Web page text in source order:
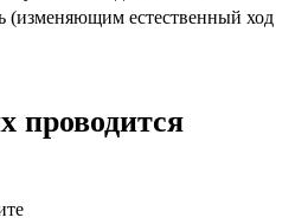
естественный ход
проводится